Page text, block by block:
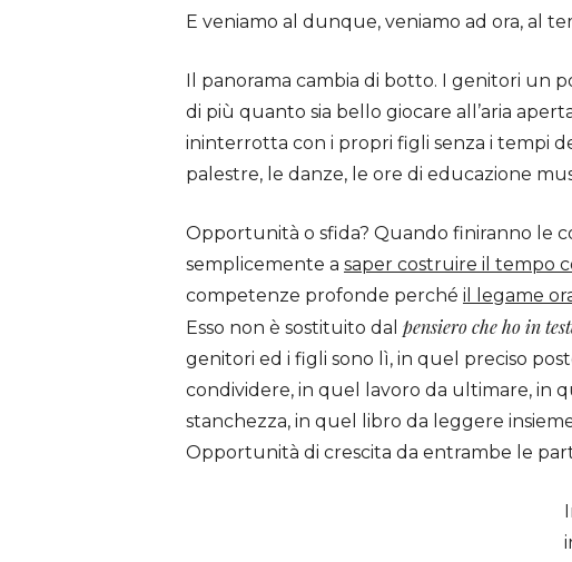
E veniamo al dunque, veniamo ad ora, al
Il panorama cambia di botto. I genitori un
di più quanto sia bello giocare all’aria
ininterrotta con i propri figli senza i tempi
palestre, le danze, le ore di educazione
Opportunità o sfida? Quando finiranno le
semplicemente a saper costruire il tempo
competenze profonde perché il legame
Esso non è sostituito dal pensiero che ho in
genitori ed i figli sono lì, in quel preciso
condividere, in quel lavoro da ultimare, in
stanchezza, in quel libro da leggere
Opportunità di crescita da entrambe le